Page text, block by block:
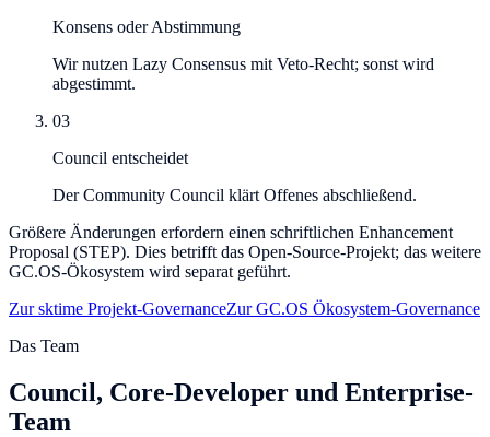
Konsens oder Abstimmung
Wir nutzen Lazy Consensus mit Veto-Recht; sonst wird
abgestimmt.
03
Council entscheidet
Der Community Council klärt Offenes abschließend.
Größere Änderungen erfordern einen schriftlichen Enhancement
Proposal (STEP). Dies betrifft das Open-Source-Projekt; das weitere
GC.OS-Ökosystem wird separat geführt.
Zur sktime Projekt-GovernanceZur GC.OS Ökosystem-Governance
Das Team
Council, Core-Developer und Enterprise-
Team